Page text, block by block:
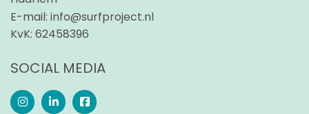
E-mail: info@surfproject.nl
KvK: 62458396
SOCIAL MEDIA